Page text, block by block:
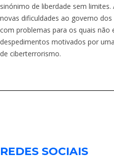
sinónimo de liberdade sem
novas dificuldades ao governo
com problemas para os quais não
despedimentos motivados por
de ciberterrorismo.
REDES SOCIAIS